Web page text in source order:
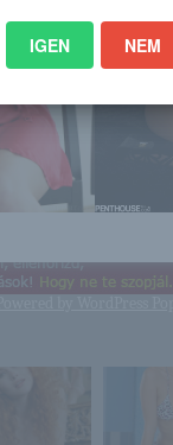
aki cseppet sem
IGEN NEM